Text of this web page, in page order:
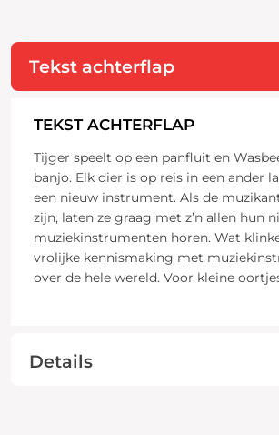
Tekst achterflap
TEKST ACHTERFLAP
Tijger speelt op een panfluit en
banjo. Elk dier is op reis in een ander
een nieuw instrument. Als de
zijn, laten ze graag met z’n allen hun
muziekinstrumenten horen. Wat
vrolijke kennismaking met
over de hele wereld. Voor kleine
Details